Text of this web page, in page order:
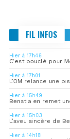
FIL INFOS
Hier à 17h46
C’est bouclé pour
Hier à 17h01
L’OM relance une
Hier à 15h49
Benatia en remet
Hier à 15h03
L’aveu sincère de
Hier à 14h18